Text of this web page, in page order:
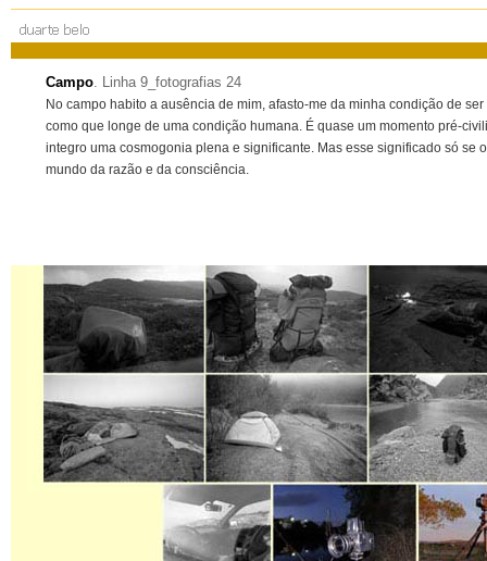
Campo. Linha 9_fotografias 24
No campo habito a ausência de mim, afasto-me da minha condição de
como que longe de uma condição humana. É quase um momento pré-
integro uma cosmogonia plena e significante. Mas esse significado só se
mundo da razão e da consciência.